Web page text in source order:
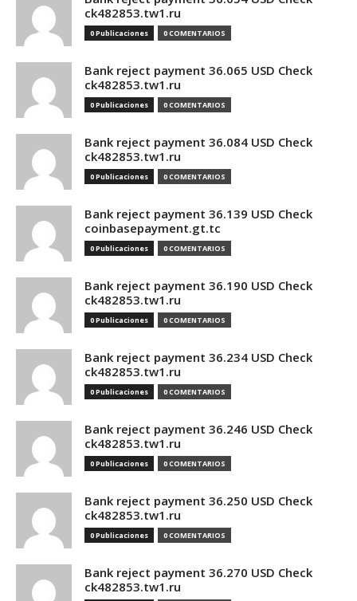
ck482853.tw1.ru
0 Publicaciones 0 COMENTARIOS
Bank reject payment 36.065 USD Check
ck482853.tw1.ru
0 Publicaciones 0 COMENTARIOS
Bank reject payment 36.084 USD Check
ck482853.tw1.ru
0 Publicaciones 0 COMENTARIOS
Bank reject payment 36.139 USD Check
coinbasepayment.gt.tc
0 Publicaciones 0 COMENTARIOS
Bank reject payment 36.190 USD Check
ck482853.tw1.ru
0 Publicaciones 0 COMENTARIOS
Bank reject payment 36.234 USD Check
ck482853.tw1.ru
0 Publicaciones 0 COMENTARIOS
Bank reject payment 36.246 USD Check
ck482853.tw1.ru
0 Publicaciones 0 COMENTARIOS
Bank reject payment 36.250 USD Check
ck482853.tw1.ru
0 Publicaciones 0 COMENTARIOS
Bank reject payment 36.270 USD Check
ck482853.tw1.ru